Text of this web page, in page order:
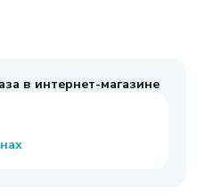
в интернет-магазине